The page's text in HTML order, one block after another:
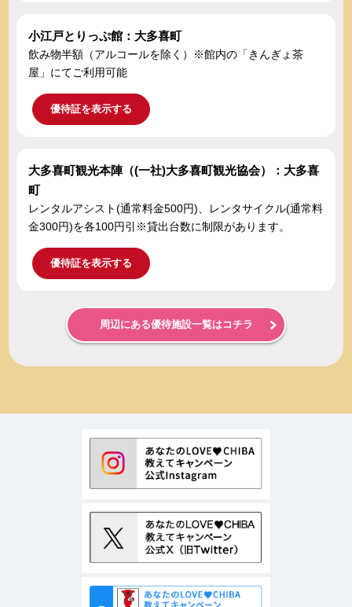
小江戸とりっぷ館：大多喜町
飲み物半額（アルコールを除く）※館内の「きんぎょ茶
屋」にてご利用可能
優待証を表示する
大多喜町観光本陣（(一社)大多喜町観光協会）：大多喜
町
レンタルアシスト(通常料金500円)、レンタサイクル(通常料
金300円)を各100円引※貸出台数に制限があります。
優待証を表示する
周辺にある優待施設一覧はコチラ